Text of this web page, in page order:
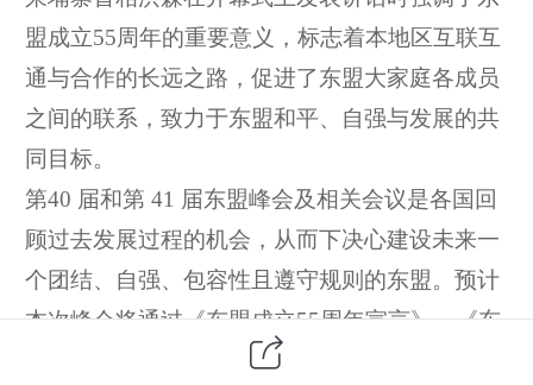
盟成立55周年的重要意义，标志着本地区互联互
通与合作的长远之路，促进了东盟大家庭各成员
之间的联系，致力于东盟和平、自强与发展的共
同目标。
第40 届和第 41 届东盟峰会及相关会议是各国回
顾过去发展过程的机会，从而下决心建设未来一
个团结、自强、包容性且遵守规则的东盟。预计
本次峰会将通过《东盟成立55周年宣言》、《东
盟行动：应对挑战宣言》、《东盟2025年后互联